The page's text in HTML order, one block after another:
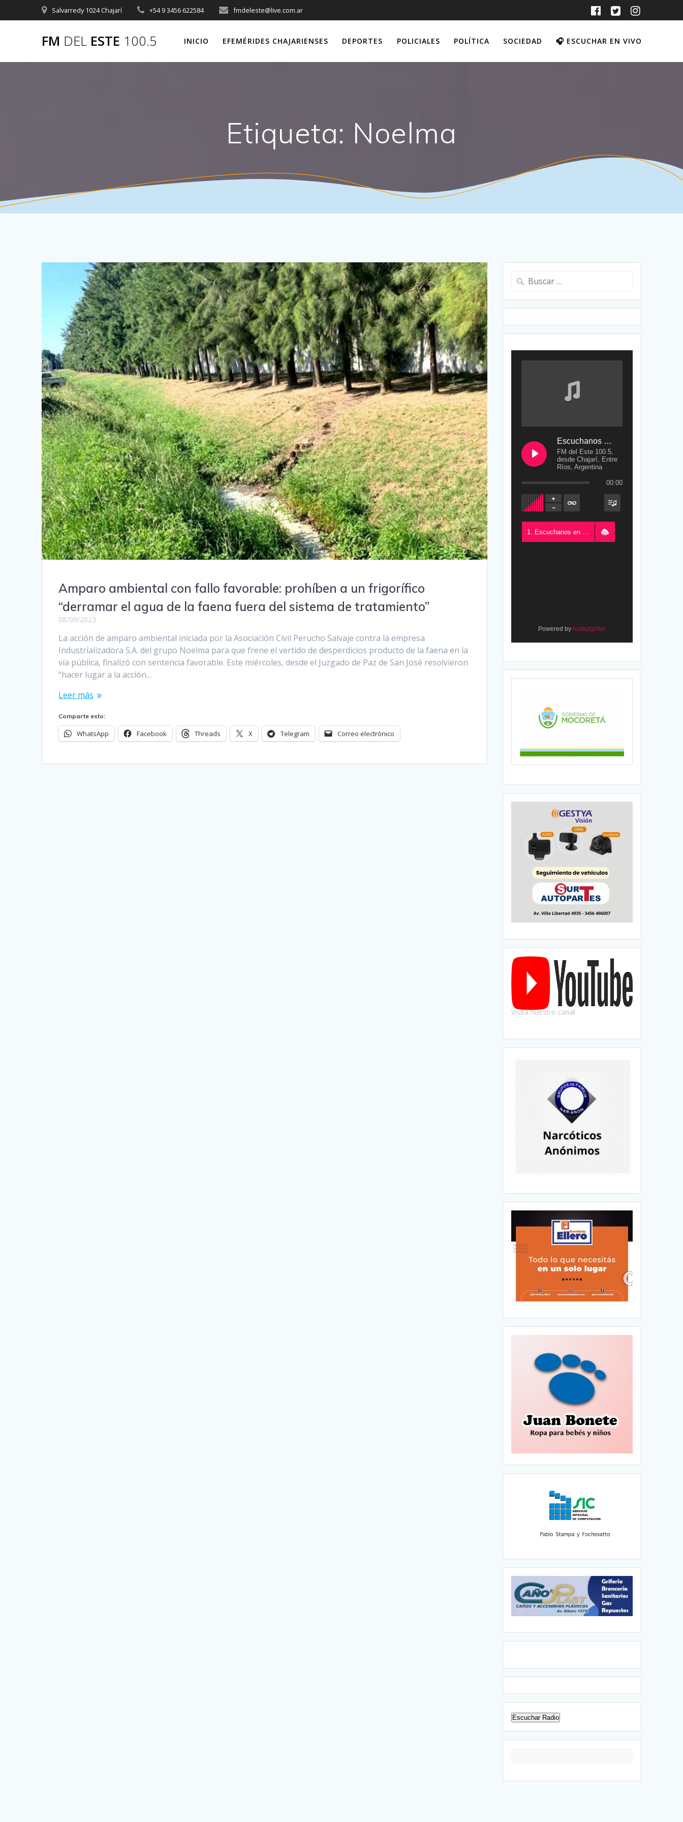
al
Salvarredy 1024 Chajarí +54 9 3456 622584 fmdeleste@live.com.ar
FM DEL ESTE 100.5 INICIO EFEMÉRIDES CHAJARIENSES DEPORTES POLICIALES POLÍTICA SOCIEDAD 🎧 ESCUCHAR EN VIVO
Etiqueta: Noelma
Amparo ambiental con fallo favorable: prohíben a un frigorífico
“derramar el agua de la faena fuera del sistema de tratamiento”
08/09/2023
La acción de amparo ambiental iniciada por la Asociación Civil Perucho Salvaje contra la empresa
Industrializadora S.A. del grupo Noelma para que frene el vertido de desperdicios producto de la faena en la
vía pública, finalizó con sentencia favorable. Este miércoles, desde el Juzgado de Paz de San José resolvieron
“hacer lugar a la acción…
Leer más
Comparte esto:
WhatsApp Facebook Threads X Telegram Correo electrónico
Buscar:
Escuchanos en Vivo
FM del Este 100.5,
desde Chajarí, Entre
Ríos, Argentina
00:00
1. Escuchanos en Vivo - FM del Este 100.5, desde Chajarí, Entre Ríos, Argentina
Powered byAudioIgniter
Visitá nuestro canal
Escuchar Radio